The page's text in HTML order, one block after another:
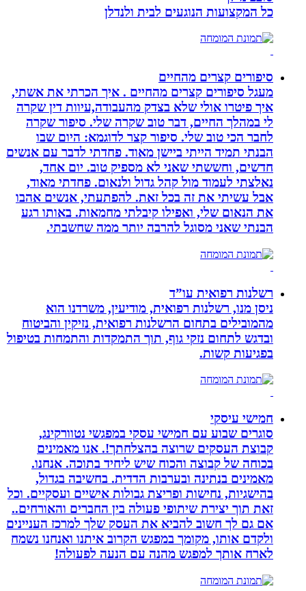
כל המקצועות הנוגעים לבית ולנדלן
סיפורים קצרים מהחיים
מעגל סיפורים קצרים מהחיים . איך הכרתי את אשתי,
איך פיטרו אולי שלא בצדק מהעבודה,עיוות דין שקרה
לי במהלך החיים, דבר טוב שקרה שלי. סיפור שקרה
לחבר הכי טוב שלי. סיפור קצר לדוגמא: היום שבו
הבנתי תמיד הייתי ביישן מאוד. פחדתי לדבר עם אנשים
חדשים, וחששתי שאני לא מספיק טוב. יום אחד,
נאלצתי לעמוד מול קהל גדול ולנאום. פחדתי מאוד,
אבל עשיתי את זה בכל זאת. להפתעתי, אנשים אהבו
את הנאום שלי, ואפילו קיבלתי מחמאות. באותו רגע
הבנתי שאני מסוגל להרבה יותר ממה שחשבתי.
רשלנות רפואית עו”ד
ניסן מנו, רשלנות רפואית, מודיעין, משרדנו הוא
מהמובילים בתחום הרשלנות רפואית, נזיקין והביטוח
ובדגש לתחום נזקי גוף, תוך התמקדות והתמחות בטיפול
בפגיעות קשות.
חמישי עיסקי
סוגרים שבוע עם חמישי עסקי במפגשי נטוורקינג,
קבוצת העסקים שרוצה בהצלחתך!. אנו מאמינים
בכוחה של קבוצה והכוח שיש ליחיד בתוכה. אנחנו.
מאמינים בנתינה ובערבות הדדית. בחשיבה בגדול,
בהישגיות, נחישות ופריצת גבולות אישיים ועסקיים. וכל
זאת תוך יצירת שיתופי פעולה בין החברים והאורחים..
אם גם לך חשוב להביא את העסק שלך למרכז העניינים
ולקדם אותו, מקומך במפגש הקרוב איתנו ואנחנו נשמח
לארח אותך למפגש מהנה עם הנעה לפעולה!